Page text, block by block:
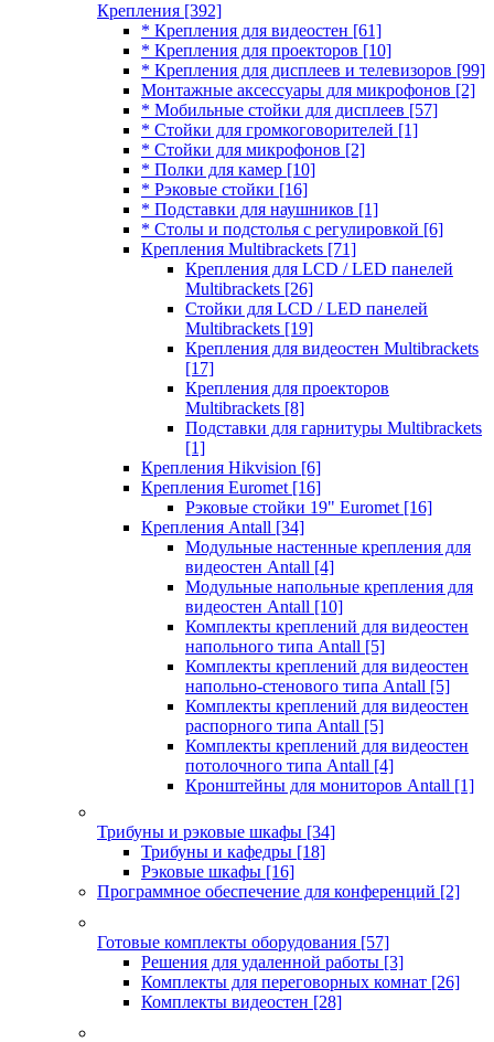
Крепления [392]
* Крепления для видеостен [61]
* Крепления для проекторов [10]
* Крепления для дисплеев и телевизоров [99]
Монтажные аксессуары для микрофонов [2]
* Мобильные стойки для дисплеев [57]
* Стойки для громкоговорителей [1]
* Стойки для микрофонов [2]
* Полки для камер [10]
* Рэковые стойки [16]
* Подставки для наушников [1]
* Столы и подстолья с регулировкой [6]
Крепления Multibrackets [71]
Крепления для LCD / LED панелей
Multibrackets [26]
Стойки для LCD / LED панелей
Multibrackets [19]
Крепления для видеостен Multibrackets
[17]
Крепления для проекторов
Multibrackets [8]
Подставки для гарнитуры Multibrackets
[1]
Крепления Hikvision [6]
Крепления Euromet [16]
Рэковые стойки 19" Euromet [16]
Крепления Antall [34]
Модульные настенные крепления для
видеостен Antall [4]
Модульные напольные крепления для
видеостен Antall [10]
Комплекты креплений для видеостен
напольного типа Antall [5]
Комплекты креплений для видеостен
напольно-стенового типа Antall [5]
Комплекты креплений для видеостен
распорного типа Antall [5]
Комплекты креплений для видеостен
потолочного типа Antall [4]
Кронштейны для мониторов Antall [1]
Трибуны и рэковые шкафы [34]
Трибуны и кафедры [18]
Рэковые шкафы [16]
Программное обеспечение для конференций [2]
Готовые комплекты оборудования [57]
Решения для удаленной работы [3]
Комплекты для переговорных комнат [26]
Комплекты видеостен [28]